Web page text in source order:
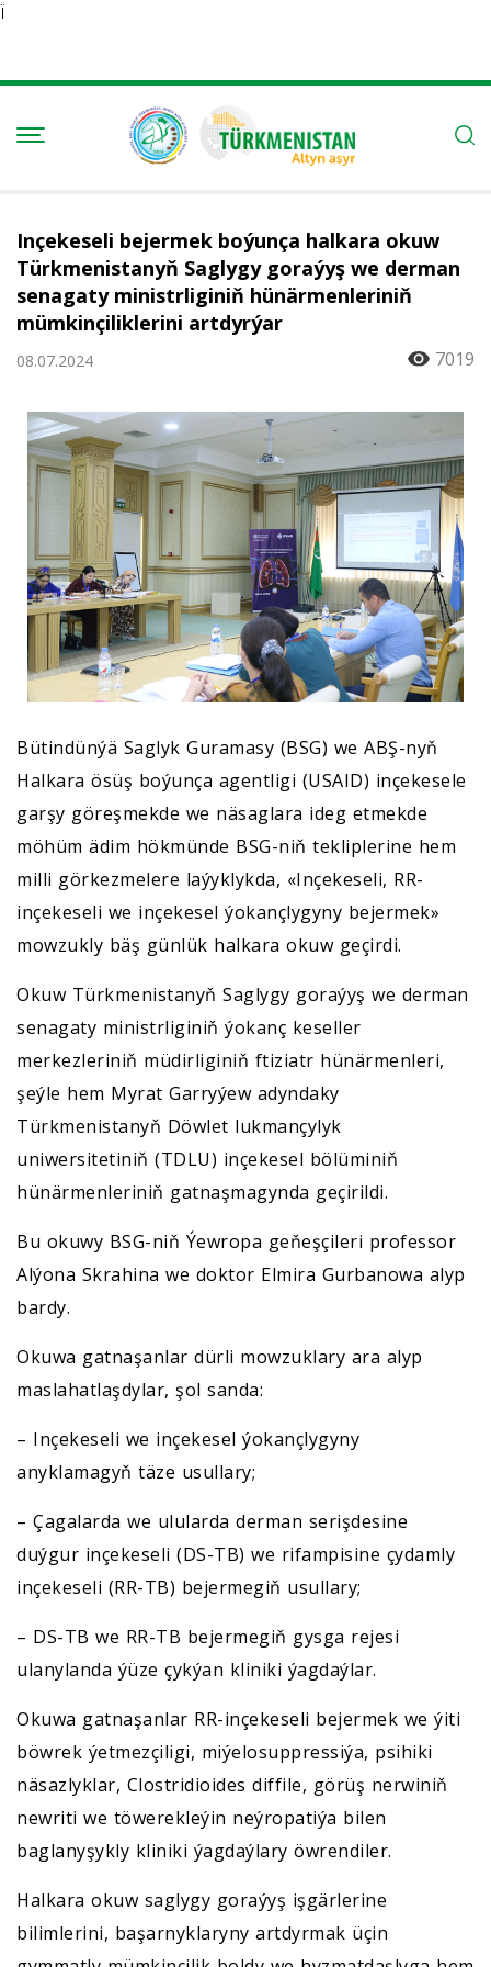
Ï
Inçekeseli bejermek boýunça halkara okuw
Türkmenistanyň Saglygy goraýyş we derman
senagaty ministrliginiň hünärmenleriniň
mümkinçiliklerini artdyrýar
08.07.2024 7019
Bütindünýä Saglyk Guramasy (BSG) we ABŞ-nyň
Halkara ösüş boýunça agentligi (USAID) inçekesele
garşy göreşmekde we näsaglara ideg etmekde
möhüm ädim hökmünde BSG-niň tekliplerine hem
milli görkezmelere laýyklykda, «Inçekeseli, RR-
inçekeseli we inçekesel ýokançlygyny bejermek»
mowzukly bäş günlük halkara okuw geçirdi.
Okuw Türkmenistanyň Saglygy goraýyş we derman
senagaty ministrliginiň ýokanç keseller
merkezleriniň müdirliginiň ftiziatr hünärmenleri,
şeýle hem Myrat Garryýew adyndaky
Türkmenistanyň Döwlet lukmançylyk
uniwersitetiniň (TDLU) inçekesel bölüminiň
hünärmenleriniň gatnaşmagynda geçirildi.
Bu okuwy BSG-niň Ýewropa geňeşçileri professor
Alýona Skrahina we doktor Elmira Gurbanowa alyp
bardy.
Okuwa gatnaşanlar dürli mowzuklary ara alyp
maslahatlaşdylar, şol sanda:
– Inçekeseli we inçekesel ýokançlygyny
anyklamagyň täze usullary;
– Çagalarda we ulularda derman serişdesine
duýgur inçekeseli (DS-TB) we rifampisine çydamly
inçekeseli (RR-TB) bejermegiň usullary;
– DS-TB we RR-TB bejermegiň gysga rejesi
ulanylanda ýüze çykýan kliniki ýagdaýlar.
Okuwa gatnaşanlar RR-inçekeseli bejermek we ýiti
böwrek ýetmezçiligi, miýelosuppressiýa, psihiki
näsazlyklar, Clostridioides diffile, görüş nerwiniň
newriti we töwerekleýin neýropatiýa bilen
baglanyşykly kliniki ýagdaýlary öwrendiler.
Halkara okuw saglygy goraýyş işgärlerine
bilimlerini, başarnyklaryny artdyrmak üçin